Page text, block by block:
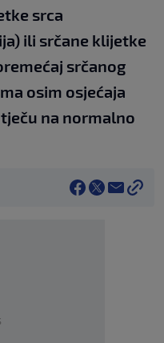
srca
ili srčane klijetke
srčanog
osim osjećaja
na normalno